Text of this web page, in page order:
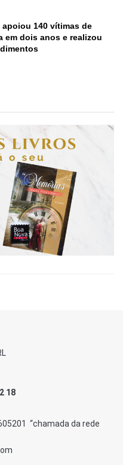
apoiou 140 vítimas de
em dois anos e realizou
18
“chamada da rede